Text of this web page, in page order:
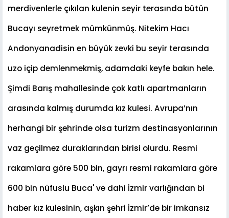
merdivenlerle çıkılan kulenin seyir terasında bütün
Bucayı seyretmek mümkünmüş. Nitekim Hacı
Andonyanadisin en büyük zevki bu seyir terasında
uzo içip demlenmekmiş, adamdaki keyfe bakın hele.
Şimdi Barış mahallesinde çok katlı apartmanların
arasında kalmış durumda kız kulesi. Avrupa’nın
herhangi birşehrinde olsa turizm destinasyonlarının
vaz geçilmez duraklarından birisi olurdu. Resmi
rakamlara göre 500 bin, gayrı resmi rakamlara göre
600 bin nüfuslu Buca' ve dahi İzmir varlığından bi
haber kız kulesinin, aşkın şehri İzmir’de bir imkansız